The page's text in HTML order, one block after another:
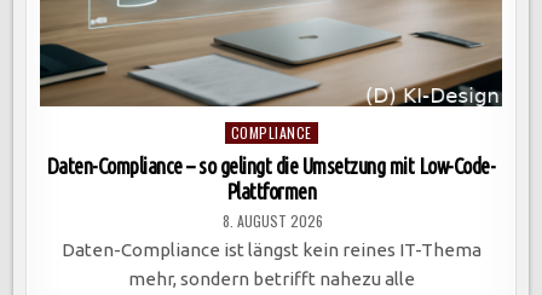
Posted
in
COMPLIANCE
Daten-Compliance – so gelingt die Umsetzung mit Low-Code-
Plattformen
8. AUGUST 2026
Daten-Compliance ist längst kein reines IT-Thema
mehr, sondern betrifft nahezu alle